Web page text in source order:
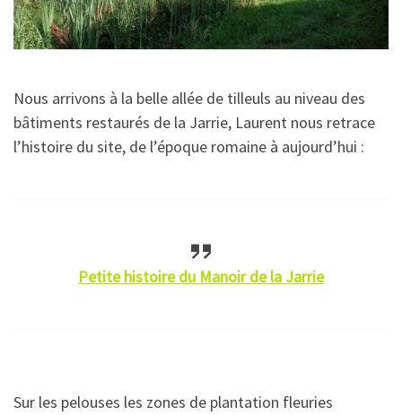
Nous arrivons à la belle allée de tilleuls au niveau des
bâtiments restaurés de la Jarrie, Laurent nous retrace
l’histoire du site, de l’époque romaine à aujourd’hui :
Petite histoire du Manoir de la Jarrie
Sur les pelouses les zones de plantation fleuries